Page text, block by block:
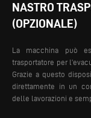
NASTRO
(OPZIONALE)
La macchina può
trasportatore per
Grazie a questo
direttamente in un
delle lavorazioni e